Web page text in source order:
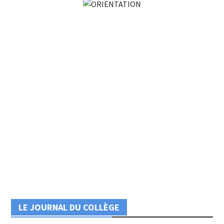
LE JOURNAL DU COLLÈGE